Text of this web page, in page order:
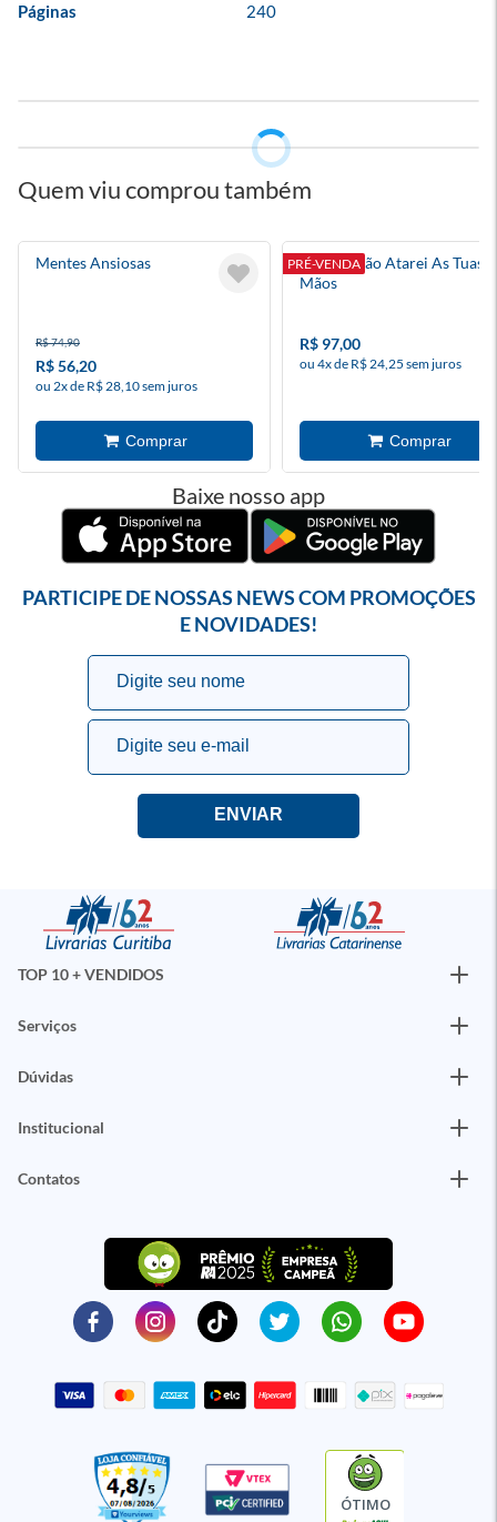
Páginas
240
Quem viu comprou também
Mentes Ansiosas
R$ 74,90
R$ 56,20
ou 2x de R$ 28,10 sem juros
PRÉ-VENDA
Mas Eu Não Atarei As Tuas
Mãos
R$ 97,00
ou 4x de R$ 24,25 sem juros
Baixe nosso app
PARTICIPE DE NOSSAS NEWS COM PROMOÇÕES
E NOVIDADES!
TOP 10 + VENDIDOS
Serviços
Dúvidas
Institucional
Contatos
ÓTIMO